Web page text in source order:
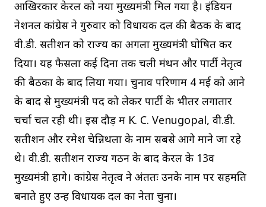
आखिरकार केरल को नया मुख्यमंत्री मिल गया है। इंडियन
नेशनल कांग्रेस ने गुरुवार को विधायक दल की बैठक के बाद
वी.डी. सतीशन को राज्य का अगला मुख्यमंत्री घोषित कर
दिया। यह फैसला कई दिनों तक चली मंथन और पार्टी नेतृत्व
की बैठकों के बाद लिया गया। चुनाव परिणाम 4 मई को आने
के बाद से मुख्यमंत्री पद को लेकर पार्टी के भीतर लगातार
चर्चा चल रही थी। इस दौड़ में K. C. Venugopal, वी.डी.
सतीशन और रमेश चेन्निथला के नाम सबसे आगे माने जा रहे
थे। वी.डी. सतीशन राज्य गठन के बाद केरल के 13वें
मुख्यमंत्री होंगे। कांग्रेस नेतृत्व ने अंततः उनके नाम पर सहमति
बनाते हुए उन्हें विधायक दल का नेता चुना।